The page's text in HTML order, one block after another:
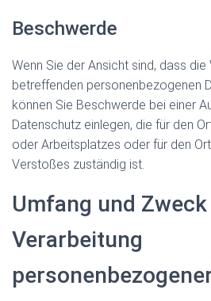
Beschwerde
Wenn Sie der Ansicht sind, dass
betreffenden personenbezogenen
können Sie Beschwerde bei einer
Datenschutz einlegen, die für den
oder Arbeitsplatzes oder für den
Verstoßes zuständig ist.
Umfang und
Verarbeitung